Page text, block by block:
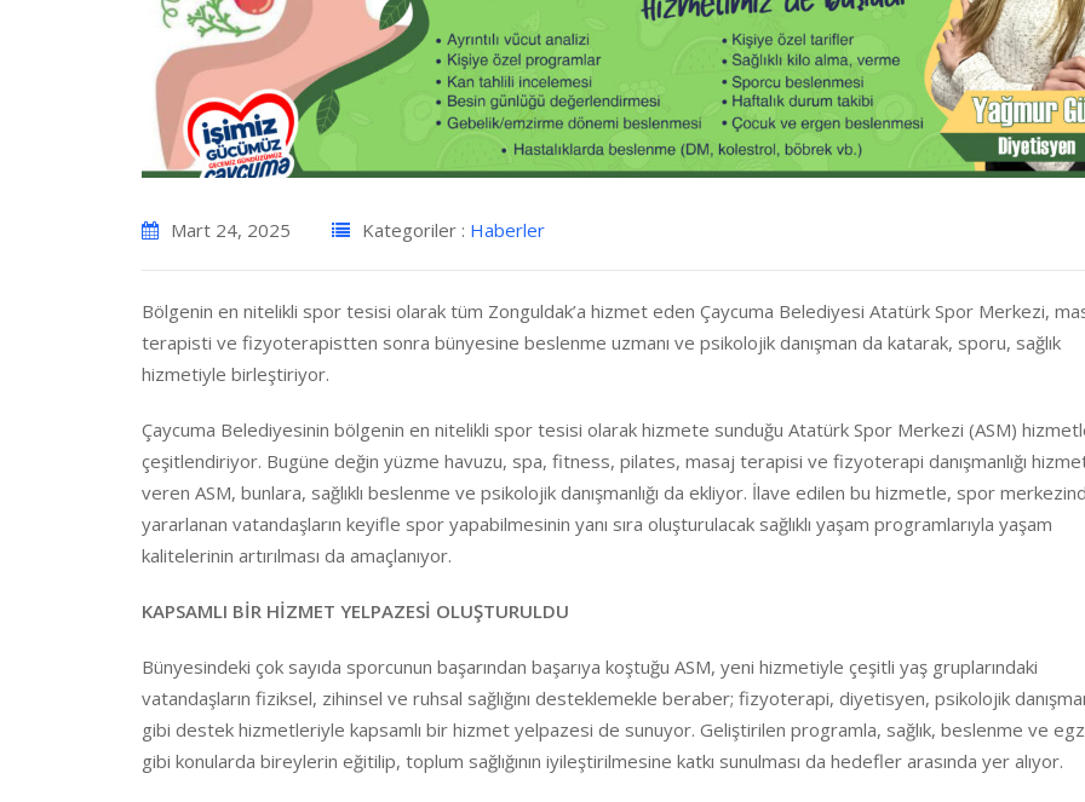
Mart 24, 2025 Kategoriler : Haberler
Bölgenin en nitelikli spor tesisi olarak tüm Zonguldak’a hizmet eden Çaycuma Belediyesi Atatürk Spor Merkezi,
terapisti ve fizyoterapistten sonra bünyesine beslenme uzmanı ve psikolojik danışman da katarak, sporu, sağlık
hizmetiyle birleştiriyor.
Çaycuma Belediyesinin bölgenin en nitelikli spor tesisi olarak hizmete sunduğu Atatürk Spor Merkezi (ASM)
çeşitlendiriyor. Bugüne değin yüzme havuzu, spa, fitness, pilates, masaj terapisi ve fizyoterapi danışmanlığı
veren ASM, bunlara, sağlıklı beslenme ve psikolojik danışmanlığı da ekliyor. İlave edilen bu hizmetle, spor
yararlanan vatandaşların keyifle spor yapabilmesinin yanı sıra oluşturulacak sağlıklı yaşam programlarıyla yaşam
kalitelerinin artırılması da amaçlanıyor.
KAPSAMLI BİR HİZMET YELPAZESİ OLUŞTURULDU
Bünyesindeki çok sayıda sporcunun başarından başarıya koştuğu ASM, yeni hizmetiyle çeşitli yaş gruplarındaki
vatandaşların fiziksel, zihinsel ve ruhsal sağlığını desteklemekle beraber; fizyoterapi, diyetisyen, psikolojik
gibi destek hizmetleriyle kapsamlı bir hizmet yelpazesi de sunuyor. Geliştirilen programla, sağlık, beslenme ve
gibi konularda bireylerin eğitilip, toplum sağlığının iyileştirilmesine katkı sunulması da hedefler arasında yer alıyor.